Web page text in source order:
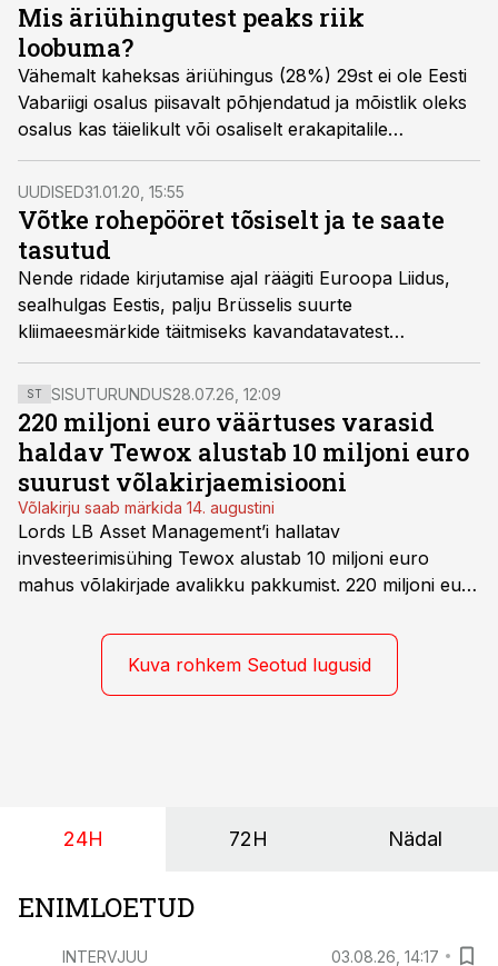
Mis äriühingutest peaks riik
loobuma?
Vähemalt kaheksas äriühingus (28%) 29st ei ole Eesti
Vabariigi osalus piisavalt põhjendatud ja mõistlik oleks
osalus kas täielikult või osaliselt erakapitalile
võõrandada, leidis ettevõtja Michael Gregorius Bach.
UUDISED31.01.20, 15:55
Võtke rohepööret tõsiselt ja te saate
tasutud
Nende ridade kirjutamise ajal räägiti Euroopa Liidus,
sealhulgas Eestis, palju Brüsselis suurte
kliimaeesmärkide täitmiseks kavandatavatest
finantsmehhanismidest. Plaan on Euroopa 2050.
aastaks süsinikuneutraalseks muuta ja selleks tuleb
lähema kümne aasta jooksul eri mehhanismide kaudu
sellesse suunata vähemalt triljon eurot. Võrdluseks:
kõigi ELi valitsuste võlg on praegu kokku umbes 1,3
triljonit eurot.
ST SISUTURUNDUS28.07.26, 12:09
220 miljoni euro väärtuses varasid
haldav Tewox alustab 10 miljoni euro
suurust võlakirjaemisiooni
Võlakirju saab märkida 14. augustini
Lords LB Asset Management’i hallatav
investeerimisühing Tewox alustab 10 miljoni euro
mahus võlakirjade avalikku pakkumist. 220 miljoni euro
pakub Baltimaade investoritele 8% aastatootlust
(intressi), võlakirjade märkimine kestab kuni 14.
Kuva rohkem Seotud lugusid
24H 72H Nädal
ENIMLOETUD
INTERVJUU 03.08.26, 14:17